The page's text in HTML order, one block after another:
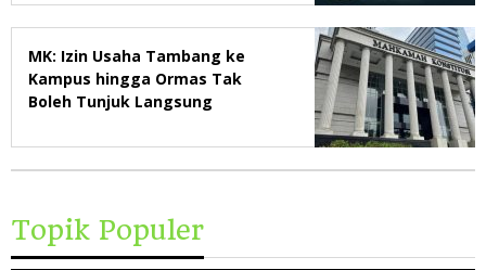
MK: Izin Usaha Tambang ke
Kampus hingga Ormas Tak
Boleh Tunjuk Langsung
Topik Populer